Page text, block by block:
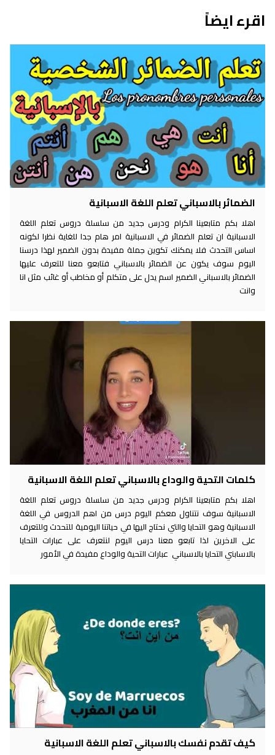
اقرء ايضاً
الضمائر بالاسباني تعلم اللغة الاسبانية
اهلا بكم متابعينا الكرام ودرس جديد من سلسلة دروس تعلم اللغة
الاسبانية ان تعلم الضمائر في الاسبانية امر هام جدا للغاية نظرا لكونه
اساس التحدث فلا يمكنك تكوين جملة مفيدة بدون الضمير لهذا درسنا
اليوم سوف يكون عن الضمائر بالاسباني فتابعو معنا للتعرف عليها
الضمائر بالاسباني الضمير اسم يدل على متكلم أو مخاطب أو غائب مثل انا
وانت
كلمات التحية والوداع بالاسباني تعلم اللغة الاسبانية
اهلا بكم متابعينا الكرام ودرس جديد من سلسلة دروس تعلم اللغة
الاسبانية سوف نتناول معكم اليوم درس من اهم الدروس في اللغة
الاسبانية وهو التحايا والتي نحتاج اليها في حياتنا اليومية للتحدث وللتعرف
على الاخرين لذا تابعو معنا درس اليوم لنتعرف على عبارات التحايا
بالاسابني التحايا بالاسباني عبارات التحية والوداع مفيدة في الأمور
كيف تقدم نفسك بالاسباني تعلم اللغة الاسبانية